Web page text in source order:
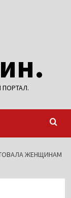
ЖЕНЩИНАМ